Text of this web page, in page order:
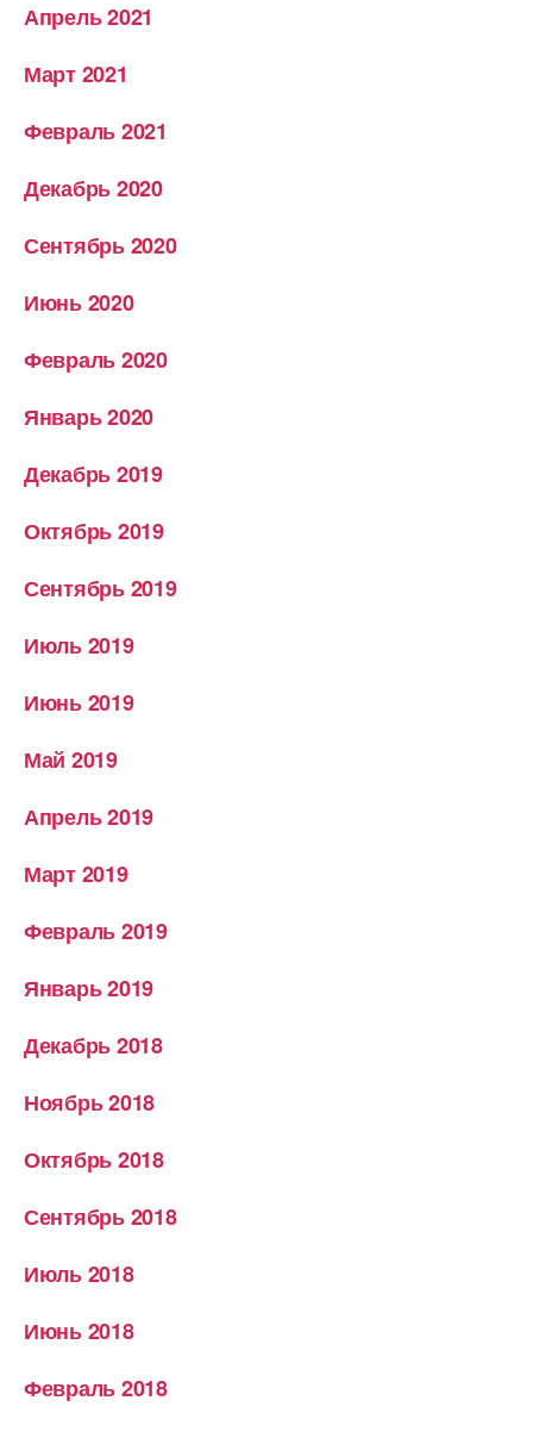
Апрель 2021
Март 2021
Февраль 2021
Декабрь 2020
Сентябрь 2020
Июнь 2020
Февраль 2020
Январь 2020
Декабрь 2019
Октябрь 2019
Сентябрь 2019
Июль 2019
Июнь 2019
Май 2019
Апрель 2019
Март 2019
Февраль 2019
Январь 2019
Декабрь 2018
Ноябрь 2018
Октябрь 2018
Сентябрь 2018
Июль 2018
Июнь 2018
Февраль 2018